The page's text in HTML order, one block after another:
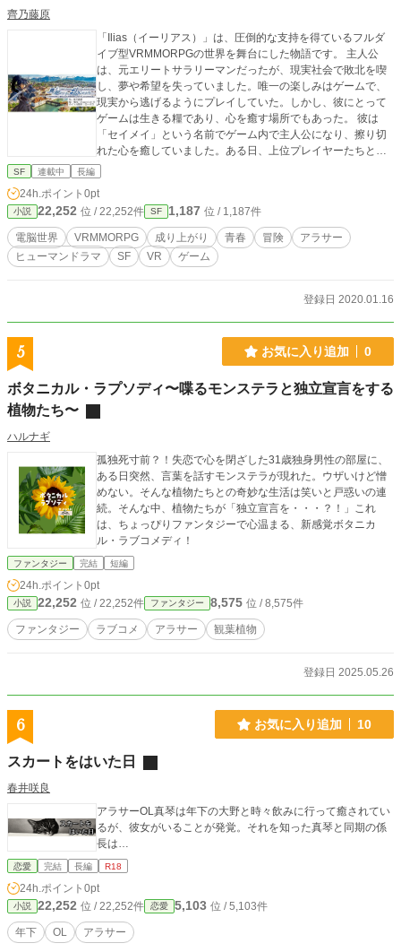
齊乃藤原
「Ilias（イーリアス）」は、圧倒的な支持を得ているフルダ
イブ型VRMMORPGの世界を舞台にした物語です。 主人公
は、元エリートサラリーマンだったが、現実社会で敗北を喫
し、夢や希望を失っていました。唯一の楽しみはゲームで、
現実から逃げるようにプレイしていた。しかし、彼にとって
ゲームは生きる糧であり、心を癒す場所でもあった。 彼は
「セイメイ」という名前でゲーム内で主人公になり、擦り切
れた心を癒していました。ある日、上位プレイヤーたちと出
会い、心が通じ合う仲間とギルドを設立し、トラブルを協力
擦り切れた精神を癒やし、プレイヤーとしても着実に成長し
ていきました。 彼は以前に所属していたギルドの運営情報を
仕入れたり、携わったりして運営の理念やプレイヤーとして
の在り方を学んでおり、そこから多くの知識や教養を得てい
ます。彼は出会いや別れを経験し、新たな出会いを通じて自
人間関係の綻びが現れ、ギルドマスターとしての苦悩が生じ
ルド財政が崩壊したというニュースが飛び込んできます。立
て続けに彼はお尋ね者となり、再起を図る事を決心します。
件へと誘うことに……！！
SF 連載中 長編
24h.ポイント 0pt
小説 22,252 位 / 22,252件 SF 1,187 位 / 1,187件
電脳世界 VRMMORPG 成り上がり 青春 冒険
アラサー
ヒューマンドラマ
SF VR ゲーム
登録日 2020.01.16
5 お気に入り追加 0
ボタニカル・ラプソディ〜喋るモンステラと独立宣言をする
植物たち〜
ハルナギ
孤独死寸前？！失恋で心を閉ざした31歳独身男性の部屋に、
ある日突然、言葉を話すモンステラが現れた。ウザいけど憎
めない。そんな植物たちとの奇妙な生活は笑いと戸惑いの連
続。そんな中、植物たちが「独立宣言を・・・？！」これ
は、ちょっぴりファンタジーで心温まる、新感覚ボタニカ
ル・ラブコメディ！
ファンタジー 完結 短編
24h.ポイント 0pt
小説 22,252 位 / 22,252件 ファンタジー 8,575 位 / 8,575件
ファンタジー ラブコメ アラサー 観葉植物
登録日 2025.05.26
6 お気に入り追加 10
スカートをはいた日
春井咲良
アラサーOL真琴は年下の大野と時々飲みに行って癒されてい
るが、彼女がいることが発覚。それを知った真琴と同期の係
長は…
恋愛 完結 長編 R18
24h.ポイント 0pt
小説 22,252 位 / 22,252件 恋愛 5,103 位 / 5,103件
年下 OL アラサー